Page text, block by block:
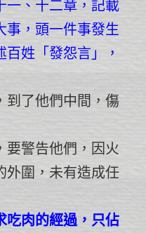
一、十二章，記載
事，頭一件事發生
姓「發怨言」，
到了他們中間，傷
要警告他們，因火
外圍，未有造成任
吃肉的經過，只佔